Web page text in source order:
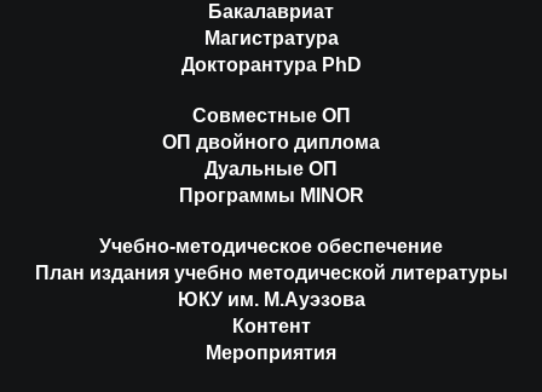
Бакалавриат
Магистратура
Докторантура PhD
Совместные ОП
ОП двойного диплома
Дуальные ОП
Программы MINOR
Учебно-методическое обеспечение
План издания учебно методической литературы
ЮКУ им. М.Ауэзова
Контент
Мероприятия